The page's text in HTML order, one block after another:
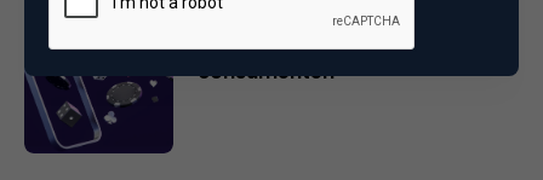
Online gokreclame onder druk
en de risico’s voor zoekende
consumenten